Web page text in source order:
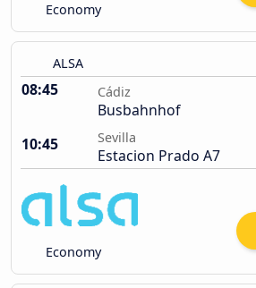
Economy
ALSA
08:45 Cádiz
Busbahnhof
10:45
Sevilla
Estacion Prado A7
Economy